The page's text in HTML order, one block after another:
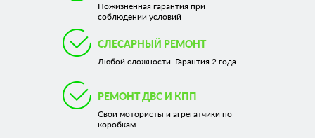
Пожизненная гарантия при
соблюдении условий
СЛЕСАРНЫЙ РЕМОНТ
Любой сложности. Гарантия 2 года
РЕМОНТ ДВС И КПП
Свои мотористы и агрегатчики по
коробкам